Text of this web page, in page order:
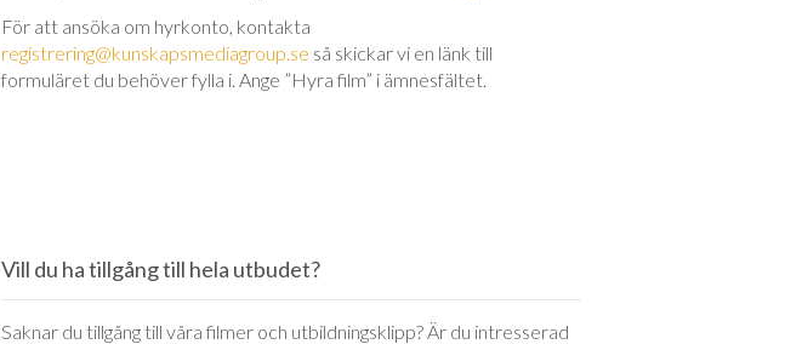
För att ansöka om hyrkonto, kontakta
registrering@kunskapsmediagroup.se så skickar vi en länk till
formuläret du behöver fylla i. Ange ”Hyra film” i ämnesfältet.
Vill du ha tillgång till hela utbudet?
Saknar du tillgång till våra filmer och utbildningsklipp? Är du intresserad